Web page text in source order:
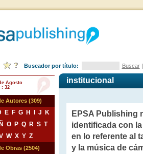
Buscador por título: Buscar
Agosto
: 32
Autores (309)
E F G H J
K
Ñ O P Q R S T
W X Y Z
Obras (2504)
institucional
EPSA Publishing
identificada con
en lo referente al
y la música de